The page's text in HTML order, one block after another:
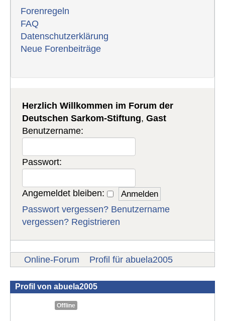
Forenregeln
FAQ
Datenschutzerklärung
Neue Forenbeiträge
Herzlich Willkommen im Forum der
Deutschen Sarkom-Stiftung,Gast
Benutzername:
Passwort:
Angemeldet bleiben:
Passwort vergessen? Benutzername
vergessen? Registrieren
Online-Forum Profil für abuela2005
Profil von abuela2005
Offline